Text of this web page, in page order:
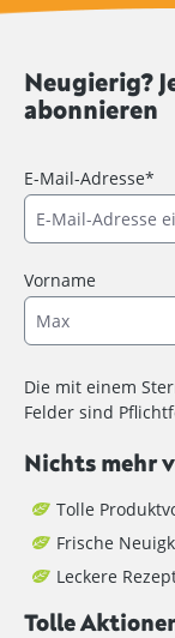
Neugierig?
abonnieren
E-Mail-Adresse*
Vorname
Die mit einem
Felder sind
Nichts mehr
Tolle
Frische
Leckere
Tolle